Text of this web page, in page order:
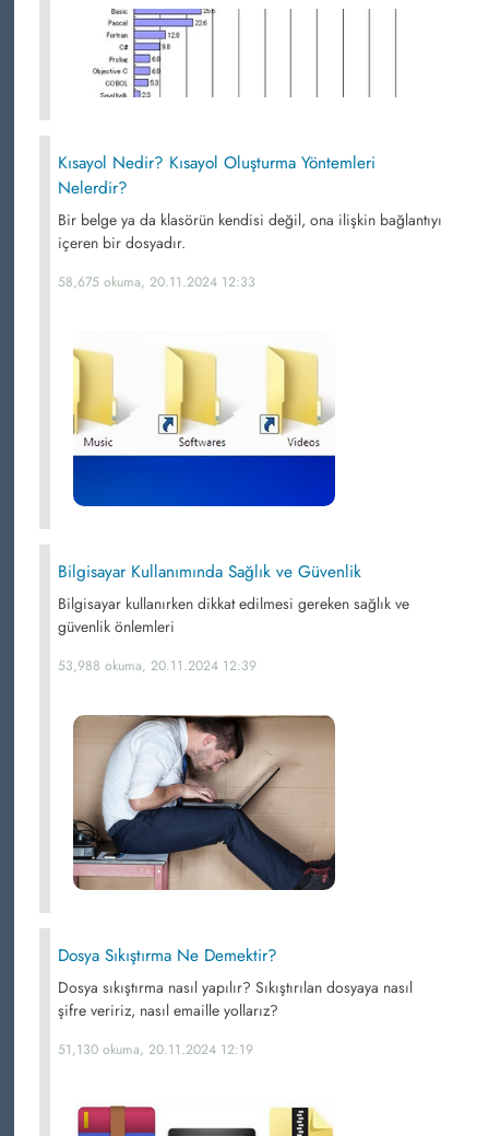
Kısayol Nedir? Kısayol Oluşturma Yöntemleri
Nelerdir?
Bir belge ya da klasörün kendisi değil, ona ilişkin bağlantıyı
içeren bir dosyadır.
58,675 okuma, 20.11.2024 12:33
Bilgisayar Kullanımında Sağlık ve Güvenlik
Bilgisayar kullanırken dikkat edilmesi gereken sağlık ve
güvenlik önlemleri
53,988 okuma, 20.11.2024 12:39
Dosya Sıkıştırma Ne Demektir?
Dosya sıkıştırma nasıl yapılır? Sıkıştırılan dosyaya nasıl
şifre veririz, nasıl emaille yollarız?
51,130 okuma, 20.11.2024 12:19